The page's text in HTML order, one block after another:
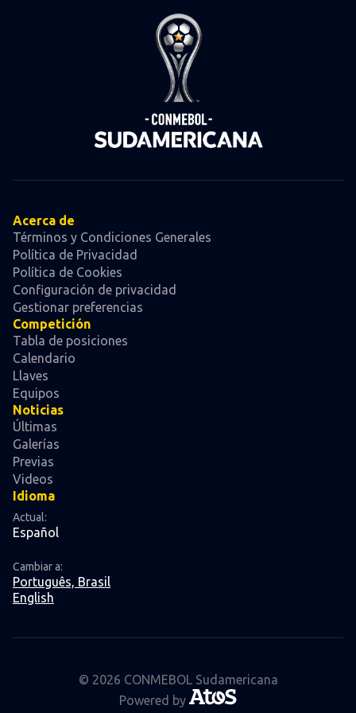
Acerca de
Términos y Condiciones Generales
Política de Privacidad
Política de Cookies
Configuración de privacidad
Gestionar preferencias
Competición
Tabla de posiciones
Calendario
Llaves
Equipos
Noticias
Últimas
Galerías
Previas
Videos
Idioma
Actual:
Español
Cambiar a:
Português, Brasil
English
© 2026 CONMEBOL Sudamericana
Powered by